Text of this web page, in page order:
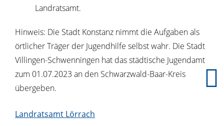
Landratsamt.
Hinweis: Die Stadt Konstanz nimmt die Aufgaben als
örtlicher Träger der Jugendhilfe selbst wahr. Die Stadt
Villingen-Schwenningen hat das städtische Jugendamt
zum 01.07.2023 an den Schwarzwald-Baar-Kreis
übergeben.
Landratsamt Lörrach